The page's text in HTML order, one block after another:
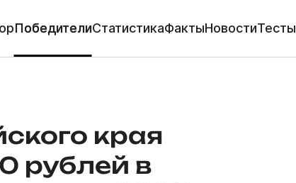
ПобедителиСтатистикаФактыНовостиТесты
края
рублей в